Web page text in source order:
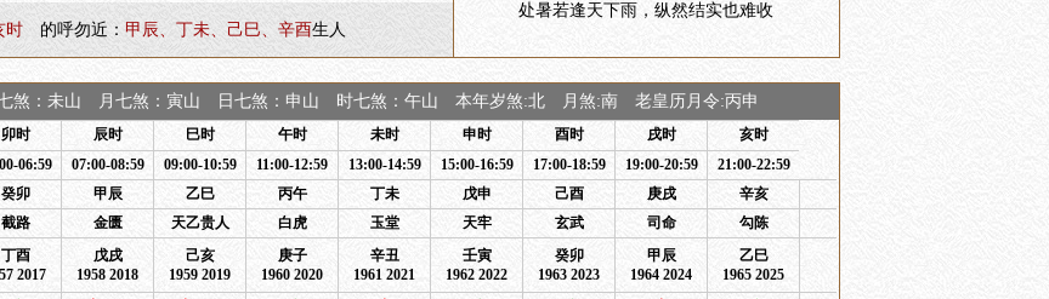
时 的呼勿近： 甲辰、丁未、己巳、辛酉生人
处暑若逢天下雨，纵然结实也难收
煞：未山 月七煞：寅山 日七煞：申山 时七煞：午山 本年岁煞:北 月煞:南 老皇历月令:丙申
卯时 辰时 巳时 午时 未时 申时 酉时 戌时
亥时
06:59 07:00-08:59 09:00-10:59 11:00-12:59 13:00-14:59 15:00-16:59 17:00-18:59 19:00-20:59
21:00-22:59
癸卯 甲辰 乙巳 丙午 丁未 戊申 己酉 庚戌
辛亥
截路 金匮 天乙贵人 白虎 玉堂 天牢 玄武 司命 勾陈
丁酉
2017
戊戌
1958 2018
己亥
1959 2019
庚子
1960 2020
辛丑
1961 2021
壬寅
1962 2022
癸卯
1963 2023
甲辰
1964 2024
乙巳
1965 2025